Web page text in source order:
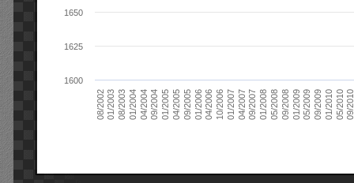
08/200201/200308/200301/200404/200409/200401/200504/200509/200501/200604/200610/200601/200704/200709/200701/200805/200809/200801/200905/200909/200901/201005/201009/
1600
1625
1650